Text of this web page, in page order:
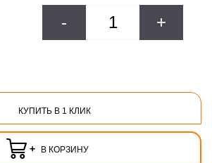
- +
КУПИТЬ В 1 КЛИК
+ В КОРЗИНУ